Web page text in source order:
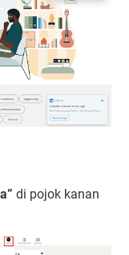
di pojok kanan